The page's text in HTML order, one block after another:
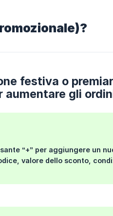
festiva o
aumentare gli
“+” per aggiungere un
valore dello sconto,